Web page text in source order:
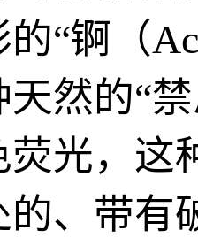
“锕（
然的“
荧光，这
的、带有